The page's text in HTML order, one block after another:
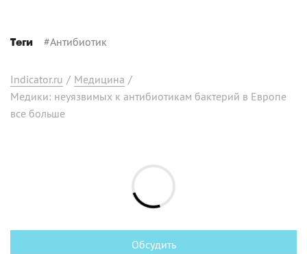
Теги #Антибиотик
Indicator.ru / Медицина /
Медики: неуязвимых к антибиотикам бактерий в Европе
все больше
Обсудить